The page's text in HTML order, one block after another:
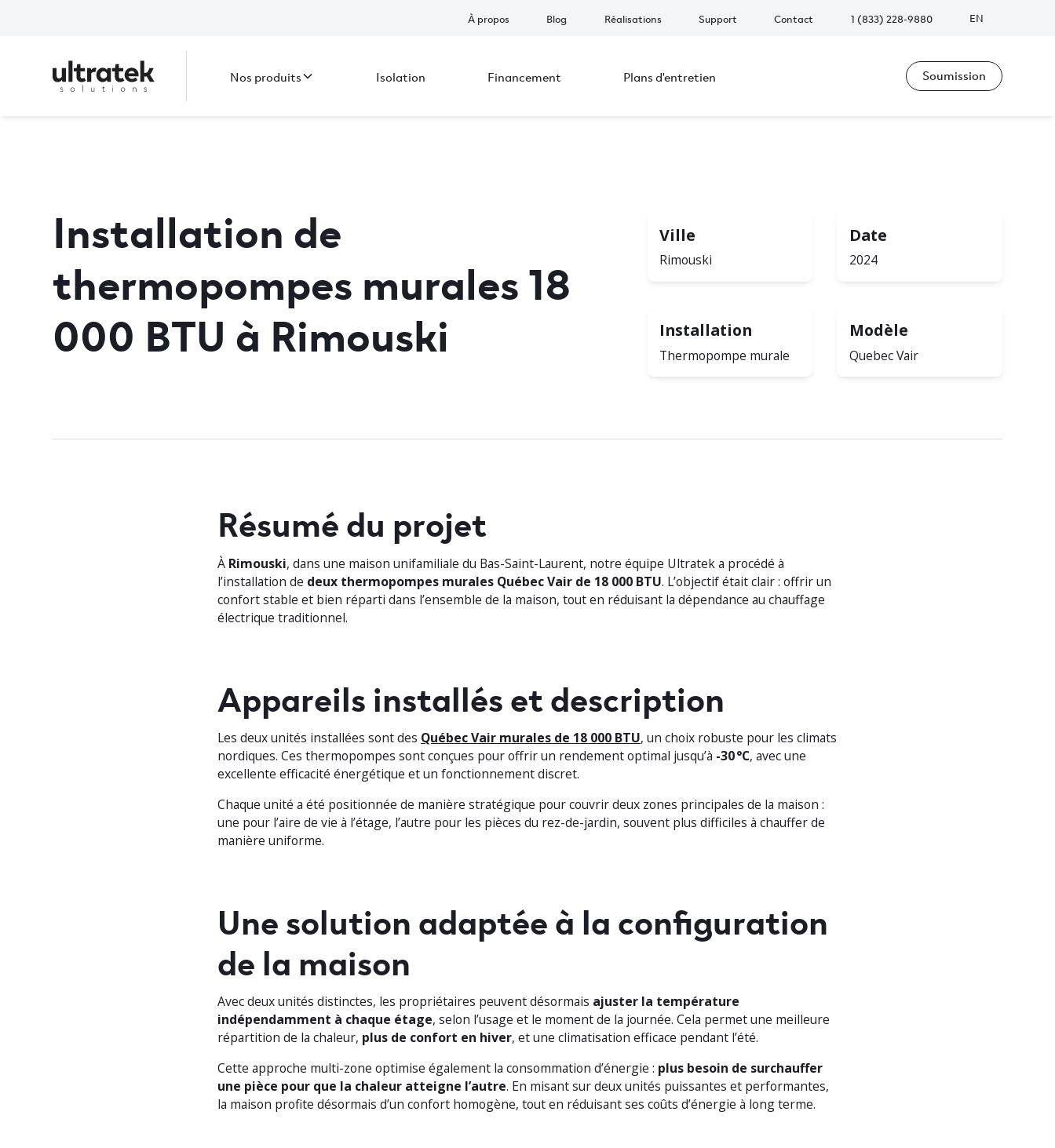
À propos Blog Réalisations Support Contact 1 (833) 228-9880 EN
Nos produits Isolation Financement Plans d'entretien Soumission
Installation de
thermopompes murales 18
000 BTU à Rimouski
Ville
Rimouski
Date
2024
Installation
Thermopompe murale
Modèle
Quebec Vair
Résumé du projet
À Rimouski, dans une maison unifamiliale du Bas-Saint-Laurent, notre équipe Ultratek a procédé à
l’installation de deux thermopompes murales Québec Vair de 18 000 BTU. L’objectif était clair : offrir un
confort stable et bien réparti dans l’ensemble de la maison, tout en réduisant la dépendance au chauffage
électrique traditionnel.
Appareils installés et description
Les deux unités installées sont des Québec Vair murales de 18 000 BTU, un choix robuste pour les climats
nordiques. Ces thermopompes sont conçues pour offrir un rendement optimal jusqu’à -30 °C, avec une
excellente efficacité énergétique et un fonctionnement discret.
Chaque unité a été positionnée de manière stratégique pour couvrir deux zones principales de la maison :
une pour l’aire de vie à l’étage, l’autre pour les pièces du rez-de-jardin, souvent plus difficiles à chauffer de
manière uniforme.
Une solution adaptée à la configuration
de la maison
Avec deux unités distinctes, les propriétaires peuvent désormais ajuster la température
indépendamment à chaque étage, selon l’usage et le moment de la journée. Cela permet une meilleure
répartition de la chaleur, plus de confort en hiver, et une climatisation efficace pendant l’été.
Cette approche multi-zone optimise également la consommation d’énergie : plus besoin de surchauffer
une pièce pour que la chaleur atteigne l’autre. En misant sur deux unités puissantes et performantes,
la maison profite désormais d’un confort homogène, tout en réduisant ses coûts d’énergie à long terme.